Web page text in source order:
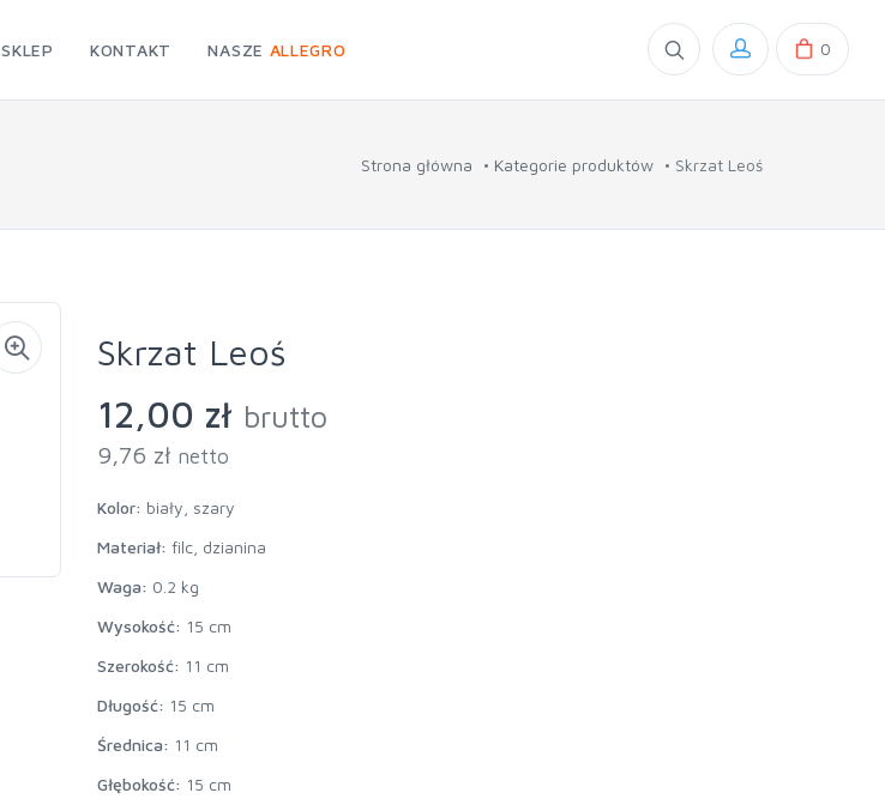
SKLEP KONTAKT NASZE ALLEGRO 0
Strona główna Kategorie produktów Skrzat Leoś
Skrzat Leoś
12,00 zł brutto
9,76 zł netto
Kolor: biały, szary
Materiał: filc, dzianina
Waga: 0.2 kg
Wysokość: 15 cm
Szerokość: 11 cm
Długość: 15 cm
Średnica: 11 cm
Głębokość: 15 cm